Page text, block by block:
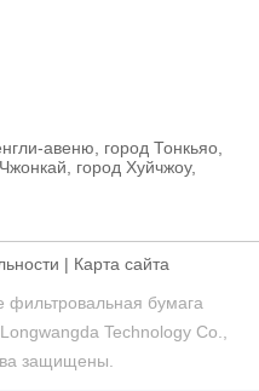
авеню, город Тонкьяо,
город Хуйчжоу,
| Карта сайта
фильтровальная бумага
Technology Co.,
защищены.